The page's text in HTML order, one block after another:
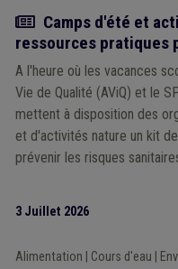
Gens du voyage(1) GRH
Gardien de la paix(1)
Fonds des communes(1)
Actualité
Camps d'été et
ressources pratiques
A l'heure où les vacances
Vie de Qualité (AViQ) et le
mettent à disposition des
et d'activités nature un kit
prévenir les risques
3 Juillet 2026
Alimentation Cours d'eau